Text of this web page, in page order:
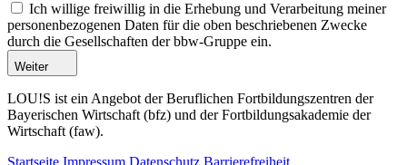
Ich willige freiwillig in die Erhebung und Verarbeitung meiner
personenbezogenen Daten für die oben beschriebenen Zwecke
durch die Gesellschaften der bbw-Gruppe ein.
Weiter
LOU!S ist ein Angebot der Beruflichen Fortbildungszentren der
Bayerischen Wirtschaft (bfz) und der Fortbildungsakademie der
Wirtschaft (faw).
Startseite Impressum Datenschutz Barrierefreiheit